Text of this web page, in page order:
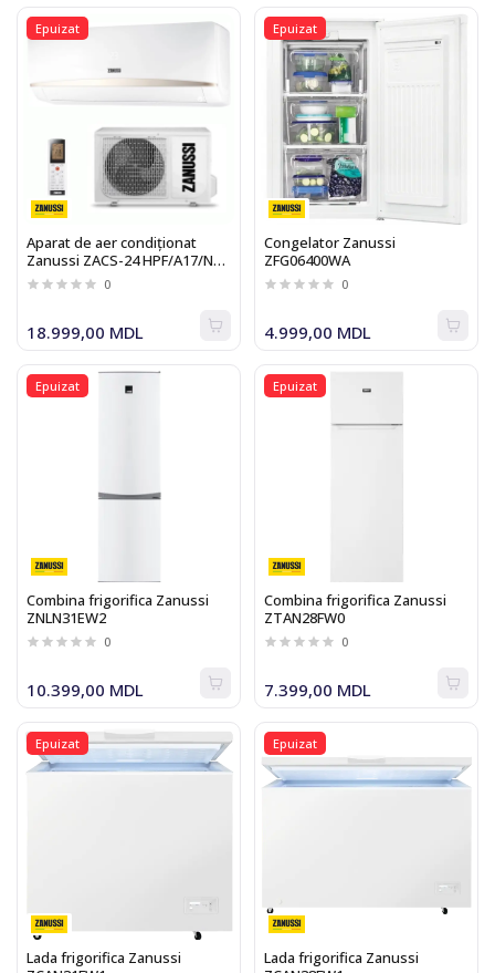
Epuizat
Aparat de aer condiționat
Zanussi ZACS-24 HPF/A17/N1
On-Off
0
18.999,00 MDL
Epuizat
Congelator Zanussi
ZFG06400WA
0
4.999,00 MDL
Epuizat
Combina frigorifica Zanussi
ZNLN31EW2
0
10.399,00 MDL
Epuizat
Combina frigorifica Zanussi
ZTAN28FW0
0
7.399,00 MDL
Epuizat
Lada frigorifica Zanussi
Epuizat
Lada frigorifica Zanussi